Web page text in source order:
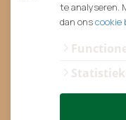
te analyseren.
dan onscookie